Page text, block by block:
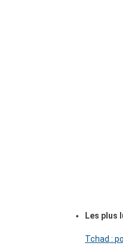
Les plus
Tchad :